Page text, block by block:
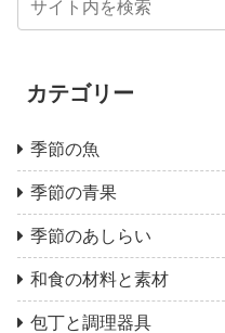
カテゴリー
季節の魚
季節の青果
季節のあしらい
和食の材料と素材
包丁と調理器具